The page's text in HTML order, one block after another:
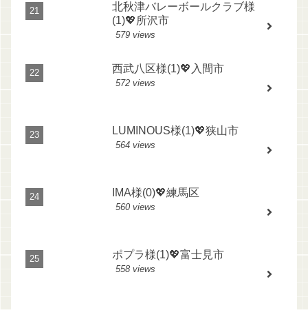
北秋津バレーボールクラブ様
(1)💖所沢市
579 views
西武八区様(1)💖入間市
572 views
LUMINOUS様(1)💖狭山市
564 views
IMA様(0)💖練馬区
560 views
ポプラ様(1)💖富士見市
558 views